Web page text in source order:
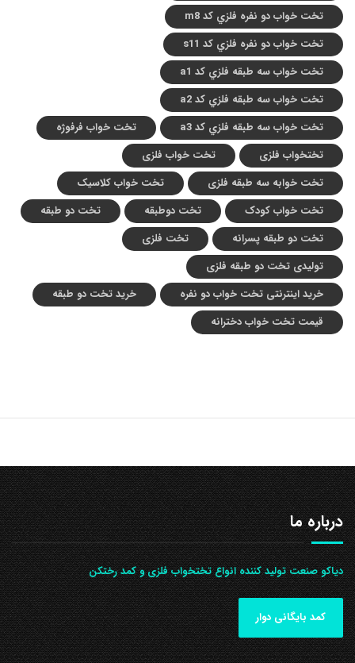
تخت خواب دو نفره فلزي کد m8
تخت خواب دو نفره فلزي کد s11
تخت خواب سه طبقه فلزي کد a1
تخت خواب سه طبقه فلزي کد a2
تخت خواب سه طبقه فلزي کد a3
تخت خواب فرفوژه
تختخواب فلزی
تخت خواب فلزی
تخت خوابه سه طبقه فلزی
تخت خواب کلاسیک
تخت خواب کودک
تخت دوطبقه
تخت دو طبقه
تخت دو طبقه پسرانه
تخت فلزی
تولیدی تخت دو طبقه فلزی
خرید اینترنتی تخت خواب دو نفره
خرید تخت دو طبقه
قیمت تخت خواب دخترانه
درباره ما
دیاکو صنعت تولید کننده انواع تختخواب فلزی و کمد رختکن
کمد بایگانی دوار